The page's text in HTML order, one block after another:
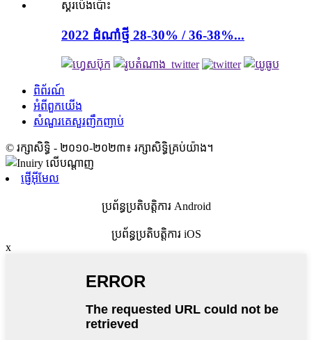
2022 ដំណាំថ្មី 28-30% / 36-38%...
ពិព័រណ៍
អំពី​ពួក​យើង
សំណួរគេសួរញឹកញាប់
© រក្សាសិទ្ធិ - ២០១០-២០២៣៖ រក្សាសិទ្ធិគ្រប់យ៉ាង។
ផ្ញើអ៊ីមែល
ប្រព័ន្ធប្រតិបត្តិការ Android
ប្រព័ន្ធប្រតិបត្តិការ iOS
x